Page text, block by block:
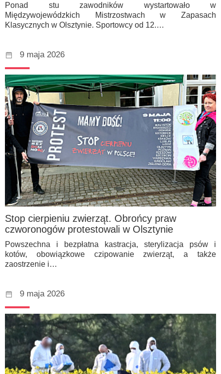
Ponad stu zawodników wystartowało w
Międzywojewódzkich Mistrzostwach w Zapasach
Klasycznych w Olsztynie. Sportowcy od 12.…
9 maja 2026
Stop cierpieniu zwierząt. Obrońcy praw
czworonogów protestowali w Olsztynie
Powszechna i bezpłatna kastracja, sterylizacja psów i
kotów, obowiązkowe czipowanie zwierząt, a także
zaostrzenie i…
9 maja 2026